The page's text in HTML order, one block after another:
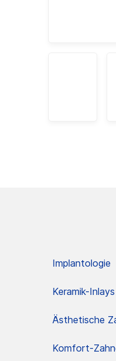
Implantologie
Keramik-Inlays
Ästhetische
Komfort-